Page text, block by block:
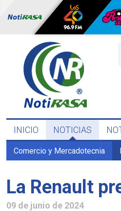
INICIO NOTICIAS
Comercio y Mercadotecnia
La Renault
09 de junio de 2024